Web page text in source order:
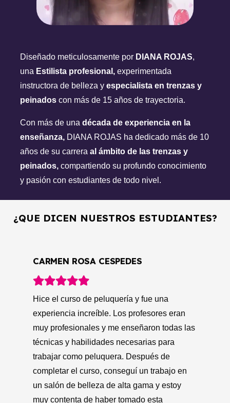
Diseñado meticulosamente por DIANA ROJAS,
una Estilista profesional, experimentada
instructora de belleza y especialista en trenzas y
peinados con más de 15 años de trayectoria.
Con más de una década de experiencia en la
enseñanza, DIANA ROJAS ha dedicado más de 10
años de su carrera al ámbito de las trenzas y
peinados, compartiendo su profundo conocimiento
y pasión con estudiantes de todo nivel.
¿QUE DICEN NUESTROS ESTUDIANTES?
esta academia, mi vida cambió
completamente. Los profesores eran muy
profesionales y me enseñaron todas las
técnicas y habilidades necesarias para
trabajar como peluquera. Me brindaron la
oportunidad de poner en práctica lo que
había aprendido en el salón de belleza, lo